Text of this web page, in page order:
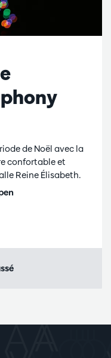
de Noël avec la
confortable et
Reine Élisabeth.